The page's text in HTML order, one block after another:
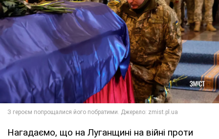
Нагадаємо, що на Луганщині на війні проти